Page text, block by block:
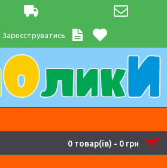
Зареєструватись
0 товар(ів) - 0 грн